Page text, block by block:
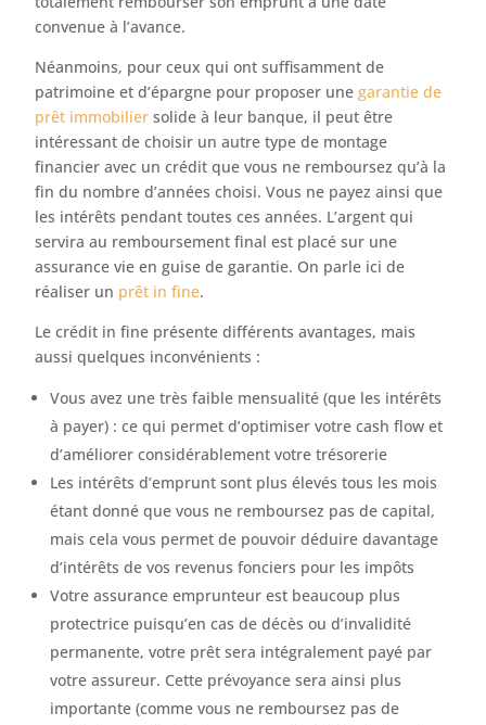
convenue à l’avance.
Néanmoins, pour ceux qui ont suffisamment de
patrimoine et d’épargne pour proposer unegarantie de
prêt immobilier solide à leur banque, il peut être
intéressant de choisir un autre type de montage
financier avec un crédit que vous ne remboursez qu’à la
fin du nombre d’années choisi. Vous ne payez ainsi que
les intérêts pendant toutes ces années. L’argent qui
servira au remboursement final est placé sur une
assurance vie en guise de garantie. On parle ici de
réaliser un prêt in fine.
Le crédit in fine présente différents avantages, mais
aussi quelques inconvénients :
Vous avez une très faible mensualité (que les intérêts
à payer) : ce qui permet d’optimiser votre cash flow et
d’améliorer considérablement votre trésorerie
Les intérêts d’emprunt sont plus élevés tous les mois
étant donné que vous ne remboursez pas de capital,
mais cela vous permet de pouvoir déduire davantage
d’intérêts de vos revenus fonciers pour les impôts
Votre assurance emprunteur est beaucoup plus
protectrice puisqu’en cas de décès ou d’invalidité
permanente, votre prêt sera intégralement payé par
votre assureur. Cette prévoyance sera ainsi plus
importante (comme vous ne remboursez pas de